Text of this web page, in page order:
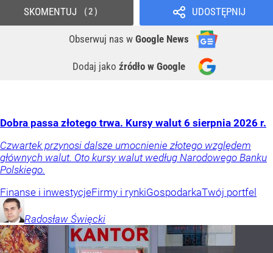
UDOSTĘPNIJ
Obserwuj nas w Google News
Dodaj jako źródło w Google
SKOMENTUJ 2
Dobra passa złotego trwa. Kursy walut 6 sierpnia 2026 r.
Czwartek przynosi dalsze umocnienie złotego względem
głównych walut. Oto kursy walut według Narodowego Banku
Polskiego.
Finanse i inwestycjeFirmy i rynkiGospodarkaTwój portfel
Radosław Święcki